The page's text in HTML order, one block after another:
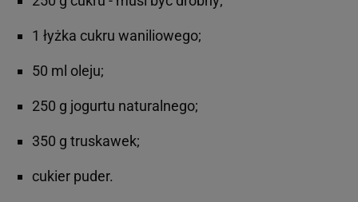
1 łyżka cukru waniliowego;
50 ml oleju;
250 g jogurtu naturalnego;
350 g truskawek;
cukier puder.